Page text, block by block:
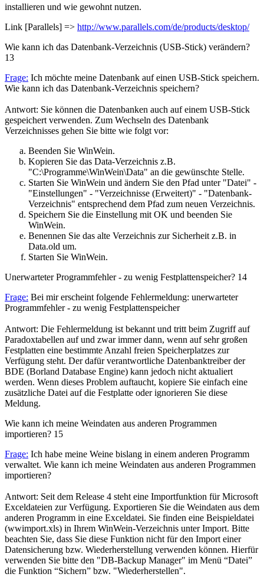
installieren und wie gewohnt nutzen.
Link [Parallels] => http://www.parallels.com/de/products/desktop/
Wie kann ich das Datenbank-Verzeichnis (USB-Stick) verändern?
13
Frage: Ich möchte meine Datenbank auf einen USB-Stick speichern.
Wie kann ich das Datenbank-Verzeichnis speichern?
Antwort: Sie können die Datenbanken auch auf einem USB-Stick
gespeichert verwenden. Zum Wechseln des Datenbank
Verzeichnisses gehen Sie bitte wie folgt vor:
Beenden Sie WinWein.
Kopieren Sie das Data-Verzeichnis z.B.
"C:\Programme\WinWein\Data" an die gewünschte Stelle.
Starten Sie WinWein und ändern Sie den Pfad unter "Datei" -
"Einstellungen" - "Verzeichnisse (Erweitert)" - "Datenbank-
Verzeichnis" entsprechend dem Pfad zum neuen Verzeichnis.
Speichern Sie die Einstellung mit OK und beenden Sie
WinWein.
Benennen Sie das alte Verzeichnis zur Sicherheit z.B. in
Data.old um.
Starten Sie WinWein.
Unerwarteter Programmfehler - zu wenig Festplattenspeicher? 14
Frage: Bei mir erscheint folgende Fehlermeldung: unerwarteter
Programmfehler - zu wenig Festplattenspeicher
Antwort: Die Fehlermeldung ist bekannt und tritt beim Zugriff auf
Paradoxtabellen auf und zwar immer dann, wenn auf sehr großen
Festplatten eine bestimmte Anzahl freien Speicherplatzes zur
Verfügung steht. Der dafür verantwortliche Datenbanktreiber der
BDE (Borland Database Engine) kann jedoch nicht aktualiert
werden. Wenn dieses Problem auftaucht, kopiere Sie einfach eine
zusätzliche Datei auf die Festplatte oder ignorieren Sie diese
Meldung.
Wie kann ich meine Weindaten aus anderen Programmen
importieren? 15
Frage: Ich habe meine Weine bislang in einem anderen Programm
verwaltet. Wie kann ich meine Weindaten aus anderen Programmen
importieren?
Antwort: Seit dem Release 4 steht eine Importfunktion für Microsoft
Exceldateien zur Verfügung. Exportieren Sie die Weindaten aus dem
anderen Programm in eine Exceldatei. Sie finden eine Beispieldatei
(wwimport.xls) in Ihrem WinWein-Verzeichnis unter Import. Bitte
beachten Sie, dass Sie diese Funktion nicht für den Import einer
Datensicherung bzw. Wiederherstellung verwenden können. Hierfür
verwenden Sie bitte den "DB-Backup Manager" im Menü “Datei”
die Funktion “Sichern” bzw. "Wiederherstellen".